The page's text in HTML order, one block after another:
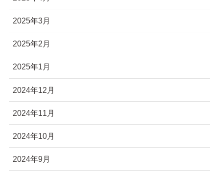
2025年3月
2025年2月
2025年1月
2024年12月
2024年11月
2024年10月
2024年9月